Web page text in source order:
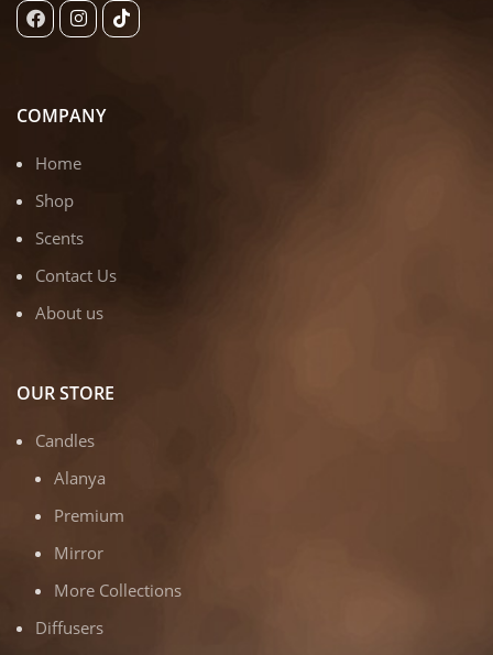
COMPANY
Home
Shop
Scents
Contact Us
About us
OUR STORE
Candles
Alanya
Premium
Mirror
More Collections
Diffusers